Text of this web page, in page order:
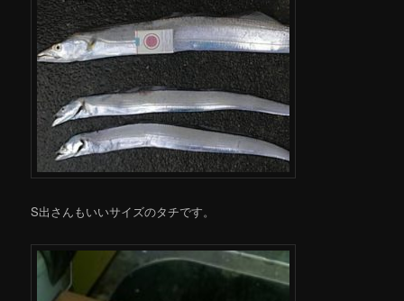
S出さんもいいサイズのタチです。